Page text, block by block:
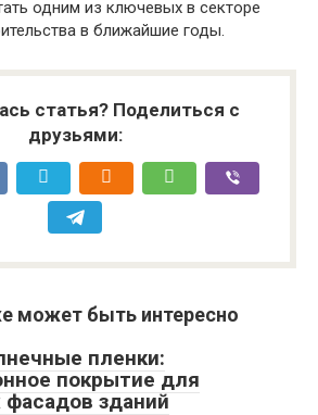
одним из ключевых в секторе
в ближайшие годы.
статья? Поделиться с
друзьями:
может быть интересно
пленки:
покрытие для
фасадов зданий